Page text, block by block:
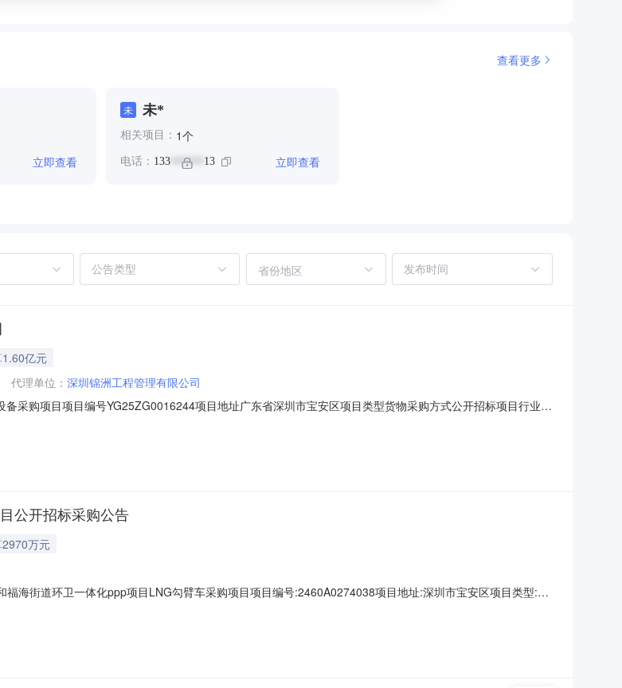
查看更多
立即查看
未 未*
相关项目： 1个
电话： 133 ****** 13 立即查看
省份地区
亿元
代理单位： 深圳锦洲工程管理有限公司
采购项目项目编号YG25ZG0016244项目地址广东省深圳市宝安区项目类型货物采购方式公开招标项目行业分
间2025-11-0709:00至2025-11-1809:30公告内容招标文件获取方式：1、联系招标代理机构通过电子邮箱获
公开招标采购公告
万元
海街道环卫一体化ppp项目LNG勾臂车采购项目项目编号:2460A0274038项目地址:深圳市宝安区项目类型:货
段/包标段/包名称:新安、福永和福海街道环卫一体化ppp项目LNG勾臂车采购项目标